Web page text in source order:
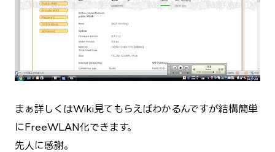
まぁ詳しくはWiki見てもらえばわかるんですが結構簡単
にFreeWLAN化できます。
先人に感謝。